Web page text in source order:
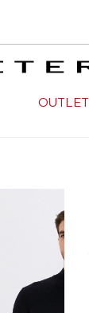
OUTLET